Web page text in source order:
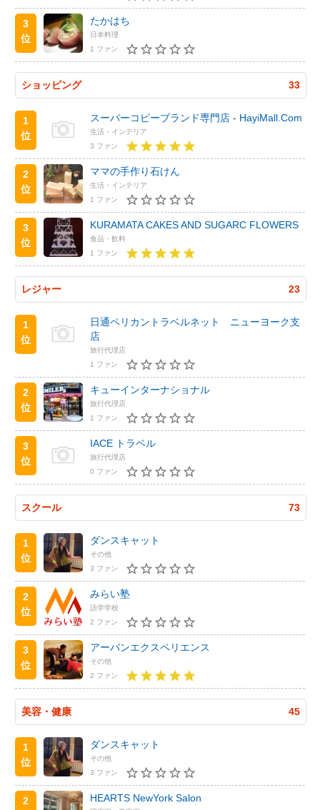
3
位
たかはち
日本料理
1 ファン
ショッピング 33
1
位
スーパーコピーブランド専門店 - HayiMall.Com
生活・インテリア
3 ファン
2
位
ママの手作り石けん
生活・インテリア
1 ファン
3
位
KURAMATA CAKES AND SUGARC FLOWERS
食品・飲料
1 ファン
レジャー 23
1
位
日通ペリカントラベルネット ニューヨーク支
店
旅行代理店
1 ファン
2
位
キューインターナショナル
旅行代理店
1 ファン
3
位
IACE トラベル
旅行代理店
0 ファン
スクール 73
1
位
ダンスキャット
その他
3 ファン
2
位
みらい塾
語学学校
2 ファン
3
位
アーバンエクスペリエンス
その他
2 ファン
美容・健康 45
1
位
ダンスキャット
その他
3 ファン
2
HEARTS NewYork Salon